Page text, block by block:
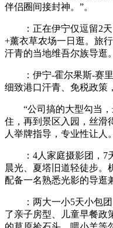
伴侣圈间接封神。”。
：正在伊宁仅逗留2天
+薰衣草农场一日逛。旅
汗青的当地维吾尔族导逛。
：伊宁-霍尔果斯-赛里
细致港口汗青、免税政策
“公司搞的大型勾当，
住，再到景区入园，丝滑
人举牌指导，专业性让人
：4人家庭摄影团，7
晨光、夏塔旧道轻徒步。
配备一名熟悉光影的导逛
：两大一小5天小包团
了亲子房型、儿童早餐政